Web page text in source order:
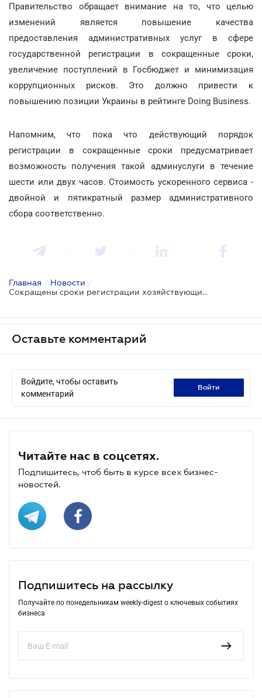
Правительство обращает внимание на то, что целью
изменений является повышение качества
предоставления административных услуг в сфере
государственной регистрации в сокращенные сроки,
увеличение поступлений в Госбюджет и минимизация
коррупционных рисков. Это должно привести к
повышению позиции Украины в рейтинге Doing Business.
Напомним, что пока что действующий порядок
регистрации в сокращенные сроки предусматривает
возможность получения такой админуслуги в течение
шести или двух часов. Стоимость ускоренного сервиса -
двойной и пятикратный размер административного
сбора соответственно.
Главная / Новости /
Сокращены сроки регистрации хозяйствующих субъектов
Оставьте комментарий
Войдите, чтобы оставить
комментарий
войти
Читайте нас в соцсетях.
Подпишитесь, чтоб быть в курсе всех бизнес-
новостей.
Подпишитесь на рассылку
Получайте по понедельникам weekly-digest о ключевых событиях
бизнеса